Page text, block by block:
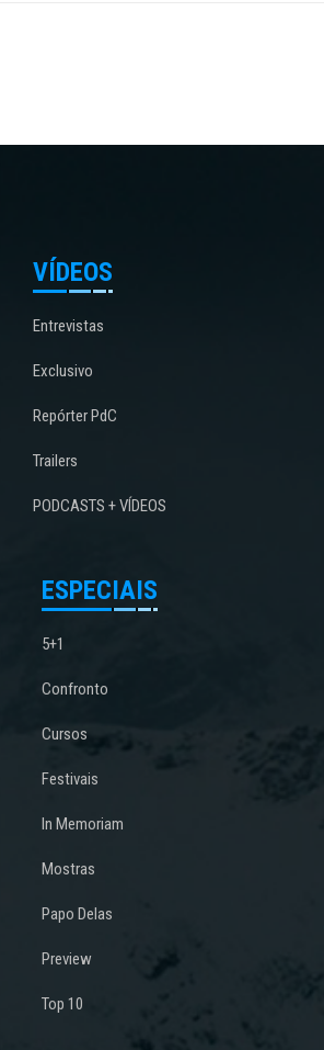
VÍDEOS
Entrevistas
Exclusivo
Repórter PdC
Trailers
PODCASTS + VÍDEOS
ESPECIAIS
5+1
Confronto
Cursos
Festivais
In Memoriam
Mostras
Papo Delas
Preview
Top 10